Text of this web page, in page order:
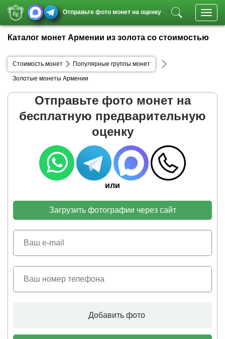
Отправьте фото монет на оценку
Каталог монет Армении из золота со стоимостью
Стоимость монет Популярные группы монет
Золотые монеты Армении
Отправьте фото монет на
бесплатную предварительную
оценку
или
Загрузить фотографии через сайт
Добавить фото